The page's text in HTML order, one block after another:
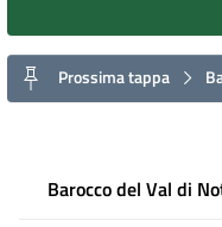
Prossima tappa
Barocco del Val di